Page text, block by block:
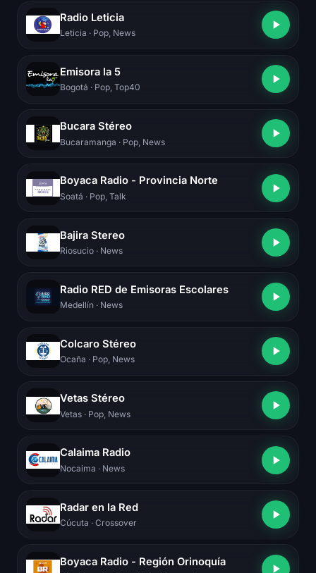
Radio Leticia
Leticia · Pop, News
Emisora la 5
Bogotá · Pop, Top40
Bucara Stéreo
Bucaramanga · Pop, News
Boyaca Radio - Provincia Norte
Soatá · Pop, Talk
Bajira Stereo
Riosucio · News
Radio RED de Emisoras Escolares
Medellín · News
Colcaro Stéreo
Ocaña · Pop, News
Vetas Stéreo
Vetas · Pop, News
Calaima Radio
Nocaima · News
Radar en la Red
Cúcuta · Crossover
Boyaca Radio - Región Orinoquía